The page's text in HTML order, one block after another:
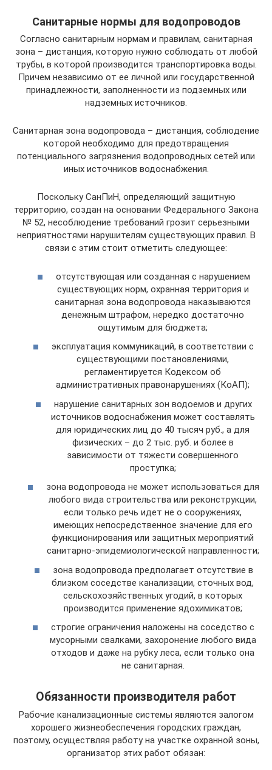
Санитарные нормы для водопроводов
Согласно санитарным нормам и правилам, санитарная
зона – дистанция, которую нужно соблюдать от любой
трубы, в которой производится транспортировка воды.
Причем независимо от ее личной или государственной
принадлежности, заполненности из подземных или
надземных источников.
Санитарная зона водопровода – дистанция, соблюдение
которой необходимо для предотвращения
потенциального загрязнения водопроводных сетей или
иных источников водоснабжения.
Поскольку СанПиН, определяющий защитную
территорию, создан на основании Федерального Закона
№ 52, несоблюдение требований грозит серьезными
неприятностями нарушителям существующих правил. В
связи с этим стоит отметить следующее:
отсутствующая или созданная с нарушением
существующих норм, охранная территория и
санитарная зона водопровода наказываются
денежным штрафом, нередко достаточно
ощутимым для бюджета;
эксплуатация коммуникаций, в соответствии с
существующими постановлениями,
регламентируется Кодексом об
административных правонарушениях (КоАП);
нарушение санитарных зон водоемов и других
источников водоснабжения может составлять
для юридических лиц до 40 тысяч руб., а для
физических – до 2 тыс. руб. и более в
зависимости от тяжести совершенного
проступка;
зона водопровода не может использоваться для
любого вида строительства или реконструкции,
если только речь идет не о сооружениях,
имеющих непосредственное значение для его
функционирования или защитных мероприятий
санитарно-эпидемиологической направленности;
зона водопровода предполагает отсутствие в
близком соседстве канализации, сточных вод,
сельскохозяйственных угодий, в которых
производится применение ядохимикатов;
строгие ограничения наложены на соседство с
мусорными свалками, захоронение любого вида
отходов и даже на рубку леса, если только она
не санитарная.
Обязанности производителя работ
Рабочие канализационные системы являются залогом
хорошего жизнеобеспечения городских граждан,
поэтому, осуществляя работу на участке охранной зоны,
организатор этих работ обязан: